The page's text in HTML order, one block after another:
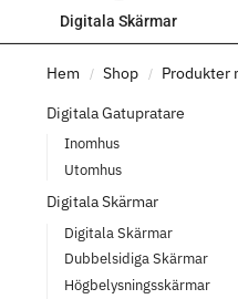
Digitala Skärmar
Hem / Shop / Produkter
Digitala Gatupratare
Inomhus
Utomhus
Digitala Skärmar
Digitala Skärmar
Dubbelsidiga Skärmar
Högbelysningsskärmar